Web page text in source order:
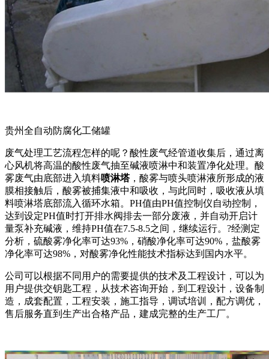
贵州全自动防腐化工储罐
废气处理工艺流程怎样的呢？酸性废气经管道收集后，通过离
心风机将高温的酸性废气抽至碱液喷淋中和装置净化处理。酸
雾废气由底部进入填料喷淋塔，酸雾与喷头喷淋液所形成的液
膜相接触后，酸雾被捕集液中和吸收，与此同时，吸收液从填
料喷淋塔底部流入循环水箱。PH值由PH值控制仪自动控制，
达到设定PH值时打开排水阀排去一部分废液，并自动开启计
量泵补充碱液，维持PH值在7.5-8.5之间，继续运行。?经测定
分析，硫酸雾净化率可达93%，硝酸净化率可达90%，盐酸雾
净化率可达98%，对酸雾净化性能技术指标达到国内水平。
公司可以根据不同用户的需要提供的技术及工程设计，可以为
用户提供交钥匙工程，从技术咨询开始，到工程设计，设备制
造，成套配置，工程安装，施工指导，调试培训，配方调优，
售后服务直到生产出合格产品，建成完整的生产工厂。